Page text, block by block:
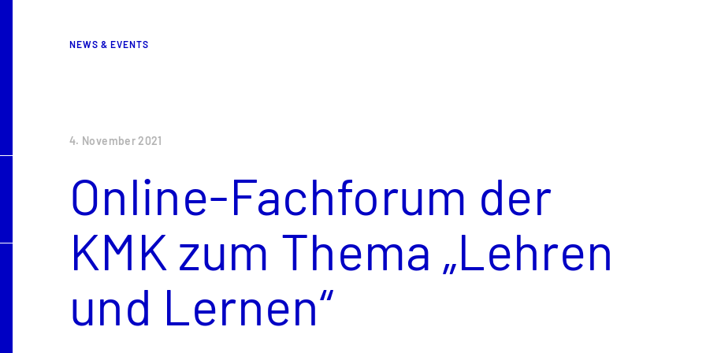
NEWS & EVENTS
4. November 2021
Online-Fachforum der
KMK zum Thema „Lehren
und Lernen“